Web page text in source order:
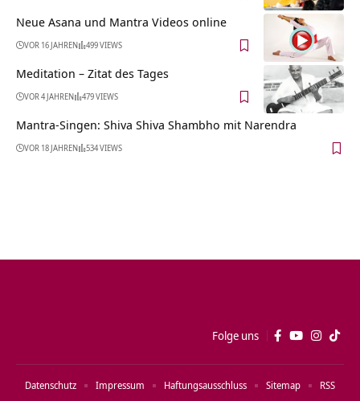
Neue Asana und Mantra Videos online
VOR 16 JAHREN 499 VIEWS
Meditation – Zitat des Tages
VOR 4 JAHREN 479 VIEWS
Mantra-Singen: Shiva Shiva Shambho mit Narendra
VOR 18 JAHREN 534 VIEWS
Folge uns
Datenschutz Impressum Haftungsausschluss Sitemap RSS